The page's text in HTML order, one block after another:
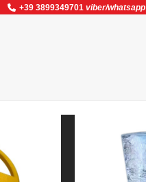
+39 3899349701 viber/whatsapp